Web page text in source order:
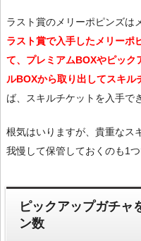
ラスト賞のメリーポピンズは
ラスト賞で入手したメリーポ
て、プレミアムBOXやピック
ルBOXから取り出してスキル
ば、スキルチケットを入手で
根気はいりますが、貴重なス
我慢して保管しておくのも1つ
ピックアップガチャ
ン数